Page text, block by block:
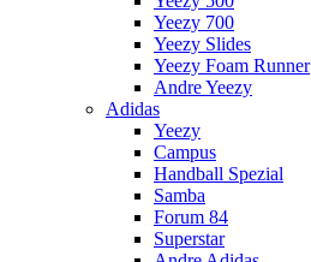
Yeezy 700
Yeezy Slides
Yeezy Foam Runner
Andre Yeezy
Adidas
Yeezy
Campus
Handball Spezial
Samba
Forum 84
Superstar